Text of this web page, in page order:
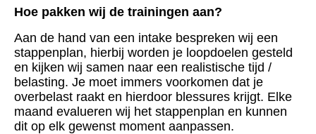
Hoe pakken wij de trainingen aan?
Aan de hand van een intake bespreken wij een
stappenplan, hierbij worden je loopdoelen gesteld
en kijken wij samen naar een realistische tijd /
belasting. Je moet immers voorkomen dat je
overbelast raakt en hierdoor blessures krijgt. Elke
maand evalueren wij het stappenplan en kunnen
dit op elk gewenst moment aanpassen.